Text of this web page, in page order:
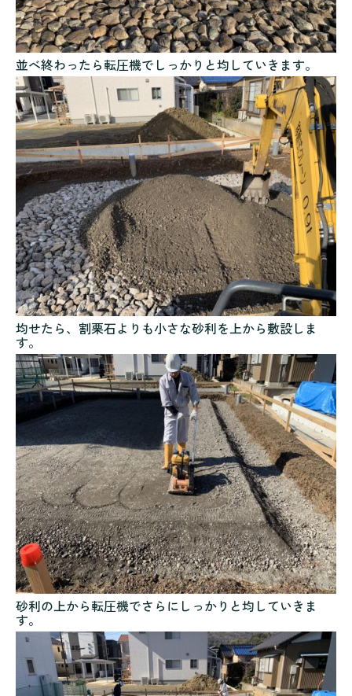
並べ終わったら転圧機でしっかりと均していきます。
均せたら、割栗石よりも小さな砂利を上から敷設しま
す。
砂利の上から転圧機でさらにしっかりと均していきま
す。